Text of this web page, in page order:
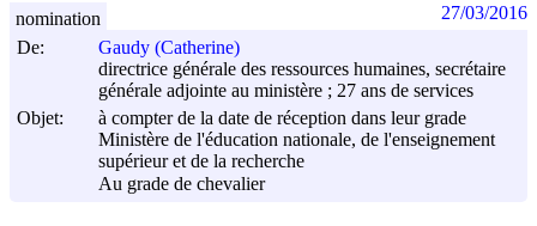
De:
Gaudy (Catherine)
directrice générale des ressources humaines, secrétaire
générale adjointe au ministère ; 27 ans de services
Objet:
à compter de la date de réception dans leur grade
Ministère de l'éducation nationale, de l'enseignement
supérieur et de la recherche
Au grade de chevalier
nomination 27/03/2016